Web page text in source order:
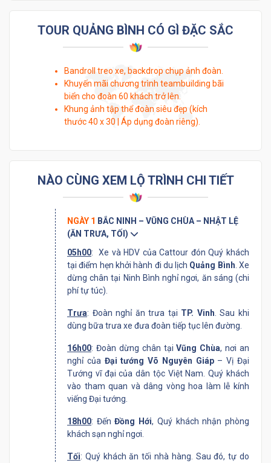
TOUR QUẢNG BÌNH CÓ GÌ ĐẶC SẮC
Bandroll treo xe, backdrop chụp ảnh đoàn.
Khuyến mãi chương trình teambuilding bãi
biển cho đoàn 60 khách trở lên.
Khung ảnh tập thể đoàn siêu đẹp (kích
thước 40 x 30 | Áp dụng đoàn riêng).
NÀO CÙNG XEM LỘ TRÌNH CHI TIẾT
NGÀY 1 BẮC NINH – VŨNG CHÙA – NHẬT LỆ
(ĂN TRƯA, TỐI)
05h00: Xe và HDV của Cattour đón Quý khách
tại điểm hẹn khởi hành đi du lịch Quảng Bình . Xe
dừng chân tại Ninh Bình nghỉ ngơi, ăn sáng (chi
phí tự túc).
Trưa: Đoàn nghỉ ăn trưa tại TP. Vinh . Sau khi
dùng bữa trưa xe đưa đoàn tiếp tục lên đường.
16h00: Đoàn dừng chân tạiVũng Chùa, nơi an
nghỉ của Đại tướng Võ Nguyên Giáp– Vị Đại
Tướng vĩ đại của dân tộc Việt Nam. Quý khách
vào tham quan và dâng vòng hoa làm lễ kính
viếng Đại tướng.
18h00: ĐếnĐồng Hới, Quý khách nhận phòng
khách sạn nghỉ ngơi.
Tối: Quý khách ăn tối nhà hàng. Sau đó, tự do